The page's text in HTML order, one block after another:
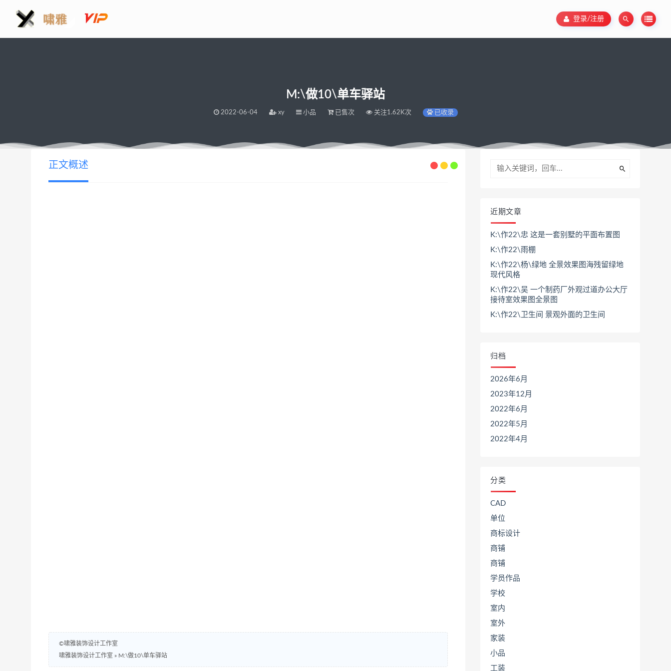
登录/注册
M:\做10\单车驿站
2022-06-04 xy 小品 已售次 关注1.62K次 已收录
正文概述
©啸雅装饰设计工作室
啸雅装饰设计工作室 » M:\做10\单车驿站
近期文章
K:\作22\忠 这是一套别墅的平面布置图
K:\作22\雨棚
K:\作22\杨\绿地 全景效果图海残留绿地
现代风格
K:\作22\吴 一个制药厂外观过道办公大厅
接待室效果图全景图
K:\作22\卫生间 景观外面的卫生间
归档
2026年6月
2023年12月
2022年6月
2022年5月
2022年4月
分类
CAD
单位
商标设计
商铺
商铺
学员作品
学校
室内
室外
家装
小品
工装